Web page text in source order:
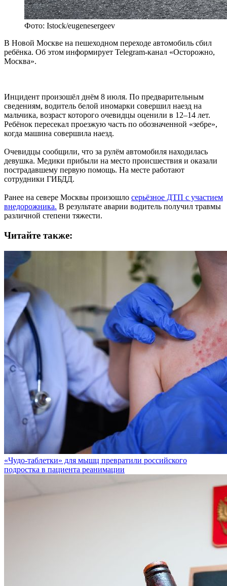
Фото: Istock/eugenesergeev
В Новой Москве на пешеходном переходе автомобиль сбил
ребёнка. Об этом информирует Telegram-канал «Осторожно,
Москва».
Инцидент произошёл днём 8 июля. По предварительным
сведениям, водитель белой иномарки совершил наезд на
мальчика, возраст которого очевидцы оценили в 12–14 лет.
Ребёнок пересекал проезжую часть по обозначенной «зебре»,
когда машина совершила наезд.
Очевидцы сообщили, что за рулём автомобиля находилась
девушка. Медики прибыли на место происшествия и оказали
пострадавшему первую помощь. На месте работают
сотрудники ГИБДД.
Ранее на севере Москвы произошло серьёзное ДТП с участием
внедорожника. В результате аварии водитель получил травмы
различной степени тяжести.
Читайте также:
«Чудо-таблетки» для мышц превратили российского
подростка в пациента реанимации